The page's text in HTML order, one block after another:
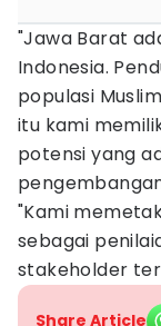
"Jawa Barat
Indonesia.
populasi
itu kami
potensi yang
"Kami
sebagai
stakeholder
Share Article